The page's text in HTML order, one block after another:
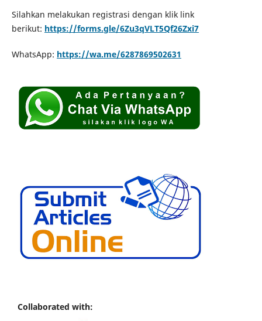
Silahkan melakukan registrasi dengan klik link
berikut: https://forms.gle/6Zu3qVLT5Qf26Zxi7
WhatsApp: https://wa.me/6287869502631
Collaborated with: